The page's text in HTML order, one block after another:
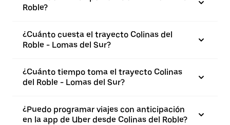
Roble?
¿Cuánto cuesta el trayecto Colinas del
Roble - Lomas del Sur?
¿Cuánto tiempo toma el trayecto Colinas
del Roble - Lomas del Sur?
¿Puedo programar viajes con anticipación
en la app de Uber desde Colinas del Roble?